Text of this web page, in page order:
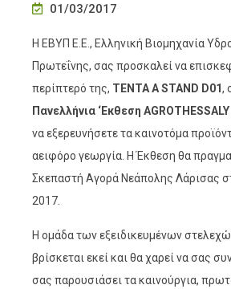
01/03/2017
Η ΕΒΥΠ Ε.Ε., Ελληνική Βιομηχανία
Πρωτεΐνης, σας προσκαλεί να
περίπτερό της, ΤΕΝΤΑ Α STAND D01,
Πανελλήνια ‘Εκθεση AGROTHESSALY
να εξερευνήσετε τα καινοτόμα
αειφόρο γεωργία. Η Έκθεση θα
Σκεπαστή Αγορά Νεάπολης Λάρισας
2017.
Η ομάδα των εξειδικευμένων
βρίσκεται εκεί και θα χαρεί να σας
σας παρουσιάσει τα καινούργια,